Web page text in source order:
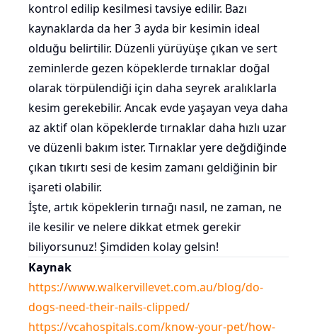
kontrol edilip kesilmesi tavsiye edilir. Bazı
kaynaklarda da her 3 ayda bir kesimin ideal
olduğu belirtilir. Düzenli yürüyüşe çıkan ve sert
zeminlerde gezen köpeklerde tırnaklar doğal
olarak törpülendiği için daha seyrek aralıklarla
kesim gerekebilir. Ancak evde yaşayan veya daha
az aktif olan köpeklerde tırnaklar daha hızlı uzar
ve düzenli bakım ister. Tırnaklar yere değdiğinde
çıkan tıkırtı sesi de kesim zamanı geldiğinin bir
işareti olabilir.
İşte, artık köpeklerin tırnağı nasıl, ne zaman, ne
ile kesilir ve nelere dikkat etmek gerekir
biliyorsunuz! Şimdiden kolay gelsin!
Kaynak
https://www.walkervillevet.com.au/blog/do-
dogs-need-their-nails-clipped/
https://vcahospitals.com/know-your-pet/how-